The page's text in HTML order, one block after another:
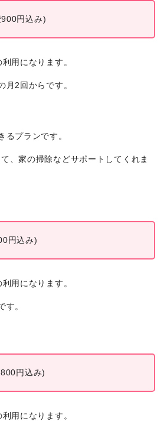
円込み)
用になります。
月2回からです。
るプランです。
、家の掃除などサポートしてくれま
円込み)
用になります。
す。
円込み)
用になります。